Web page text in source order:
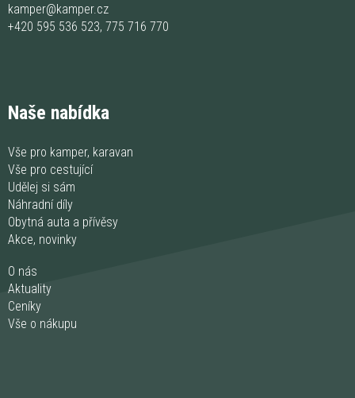
kamper@kamper.cz
+420 595 536 523, 775 716 770
Naše nabídka
Vše pro kamper, karavan
Vše pro cestující
Udělej si sám
Náhradní díly
Obytná auta a přívěsy
Akce, novinky
O nás
Aktuality
Ceníky
Vše o nákupu